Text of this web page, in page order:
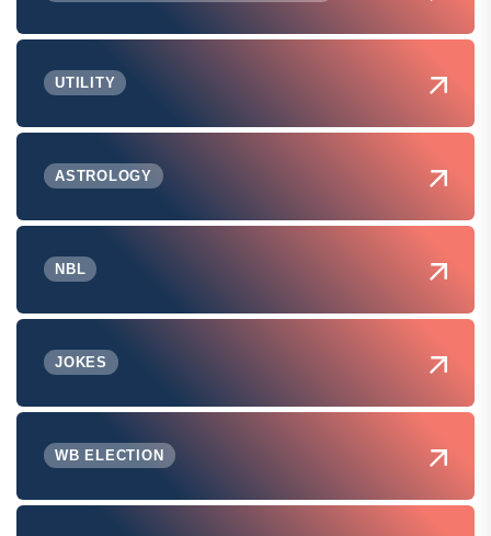
UTILITY
ASTROLOGY
NBL
JOKES
WB ELECTION